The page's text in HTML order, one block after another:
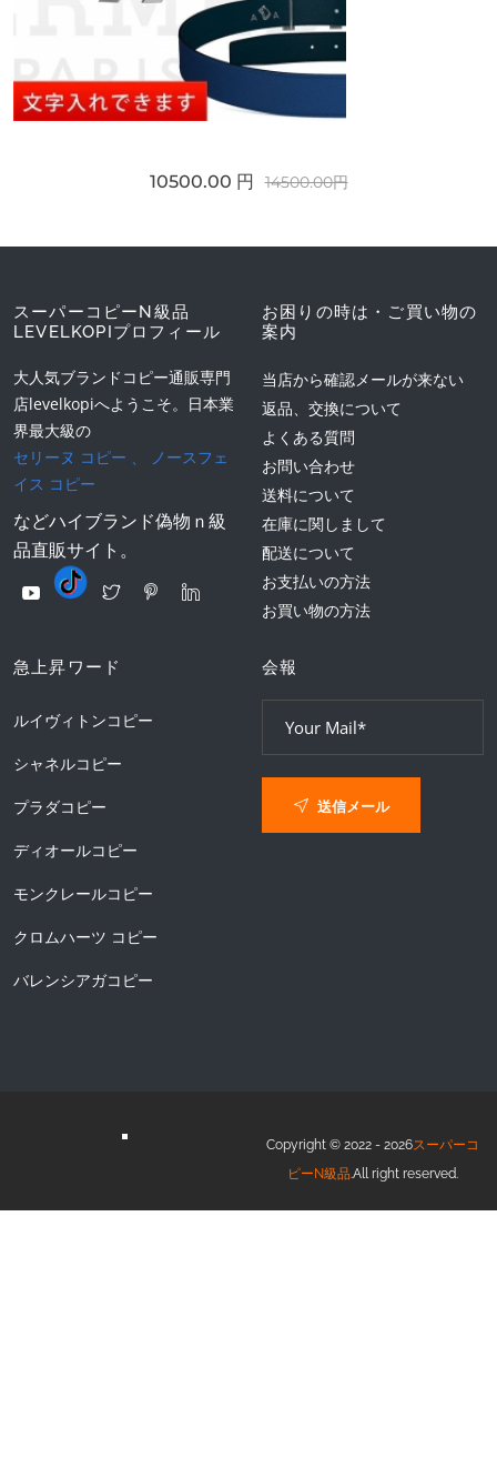
10500.00 円 14500.00円
スーパーコピーN級品
LEVELKOPIプロフィール
大人気ブランドコピー通販専門
店levelkopiへようこそ。日本業
界最大級の
セリーヌ コピー 、
ノースフェ
イス コピー
などハイブランド偽物ｎ級
品直販サイト。
お困りの時は・ご買い物の
案内
当店から確認メールが来ない
返品、交換について
よくある質問
お問い合わせ
送料について
在庫に関しまして
配送について
お支払いの方法
お買い物の方法
急上昇ワード
ルイヴィトンコピー
シャネルコピー
プラダコピー
ディオールコピー
モンクレールコピー
クロムハーツ コピー
バレンシアガコピー
会報
送信メール
Copyright © 2022 - 2026スーパーコ
ピーN級品.All right reserved.